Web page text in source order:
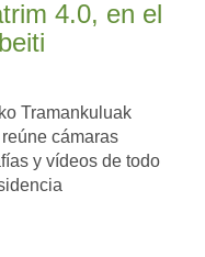
4.0, en el
Tramankuluak
cámaras
y vídeos de todo